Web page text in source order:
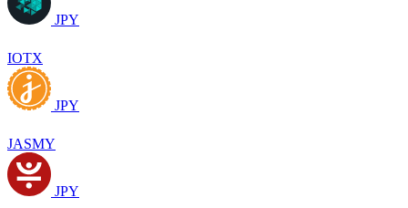
JPY
IOTX
JPY
JASMY
JPY